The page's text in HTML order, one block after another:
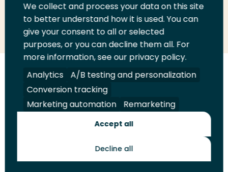
Deel
LinkedIn
Deel
op
Twitter
Deel
op
Facebook
Email
deze
pagina
Print
deze
pagina
Volg
ons
op
LinkedIn
Volg
ons
op
Facebook
Volg
ons
op
YouTube
Volg
ons
op
Instagram
Juridisch Security A-Z Index
Contact
Toekomstmakers
We collect and process your data on this site
to better understand how it is used. You can
give your consent to all or selected
purposes, or you can decline them all. For
more information, see our privacy policy.
Analytics
A/B testing and personalization
Conversion tracking
Marketing automation
Remarketing
Accept all
Decline all